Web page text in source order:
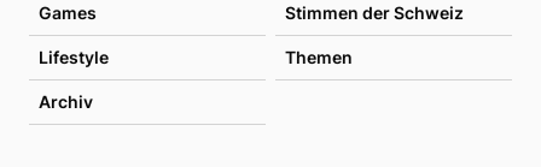
Games Stimmen der Schweiz
Lifestyle Themen
Archiv